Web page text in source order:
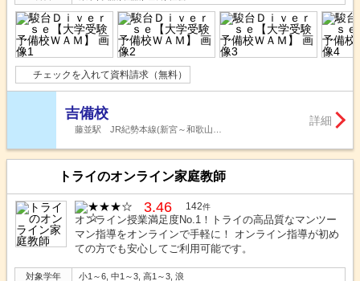
チェックを入れて資料請求（無料）
吉備校
藤並駅 JR紀勢本線(新宮～和歌山…
詳細
トライのオンライン家庭教師
3.46 142件
オンライン授業満足度No.1！トライの高品質なマンツー
マン指導をオンラインで手軽に！ オンライン指導が初め
ての方でも安心してご利用可能です。
対象学年
小1～6, 中1～3, 高1～3, 浪